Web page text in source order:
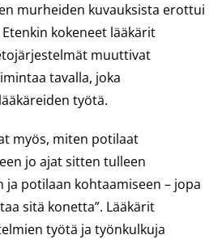
murheiden kuvauksista erottui
kokeneet lääkärit
muuttivat
tavalla, joka
työtä.
myös, miten potilaat
jo ajat sitten tulleen
ja potilaan kohtaamiseen – jopa
sitä konetta”. Lääkärit
työtä ja työnkulkuja